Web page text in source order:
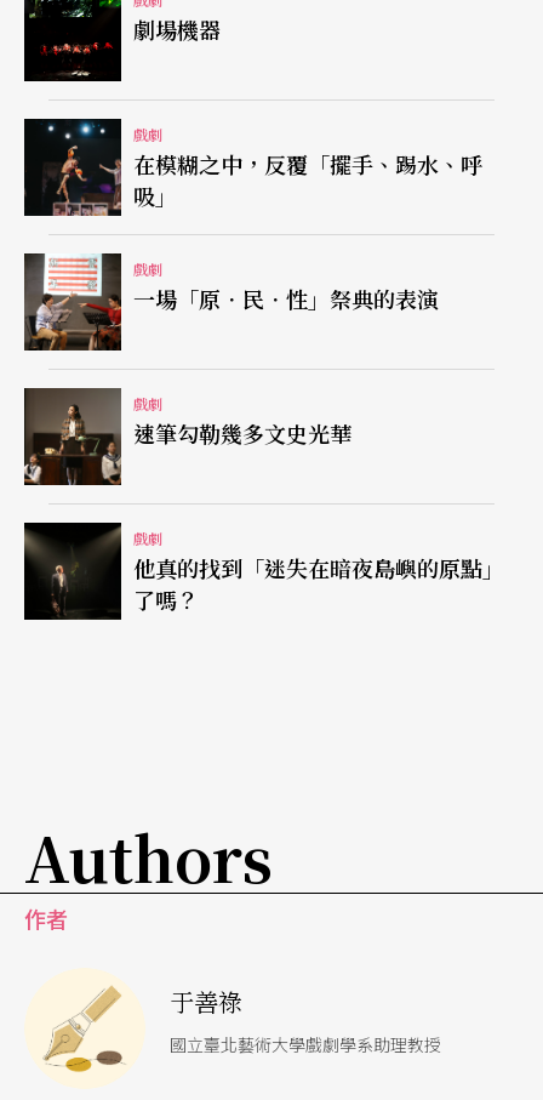
演員與舞台執行人員對這樣子的「新」劇場肯定是
不熟悉的，藝術成就或許尚差強人意，但我們仍然
可以有所期待，譬如國家戲劇院的更多可能性、
《如夢之夢》的劇本修改與海外演出、表演工作坊
與臺北藝大戲劇學院的下一步等等。
五號病人最終是在諾曼第城堡的湖邊「看見自己」
的，如果說這就是他解開生命之謎的鑰匙，劇場界
或許也可以從這次的《如夢之夢》看見自己，不管
是對於明星演員的迷思、製作與票房的動態平衡、
教育劇場與商業劇場的建教合作等面向，獲得一些
啟示與再省思吧！
劇場機器
戲劇
在模糊之中，反覆「擺手、踢水、呼
吸」
戲劇
一場「原．民．性」祭典的表演
戲劇
速筆勾勒幾多文史光華
戲劇
他真的找到「迷失在暗夜島嶼的原點」
了嗎？
Authors
作者
于善祿
國立臺北藝術大學戲劇學系助理教授